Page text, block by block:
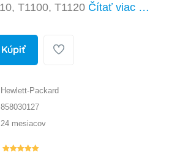
T1100, T1120 Čítať viac …
Kúpiť
Hewlett-Packard
858030127
24 mesiacov